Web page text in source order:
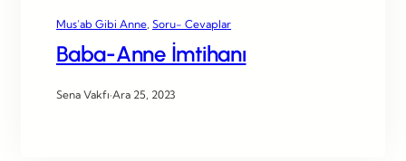
Mus’ab Gibi Anne Soru- Cevaplar
Baba-Anne İmtihanı
Sena Vakfı·Ara 25, 2023